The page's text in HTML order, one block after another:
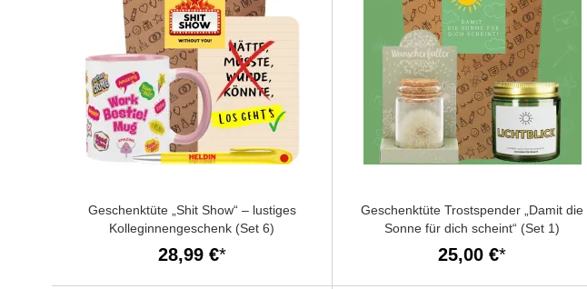
Geschenktüte „Shit Show“ – lustiges
Kolleginnengeschenk (Set 6)
28,99 €
Geschenktüte Trostspender „Damit die
Sonne für dich scheint“ (Set 1)
25,00 €